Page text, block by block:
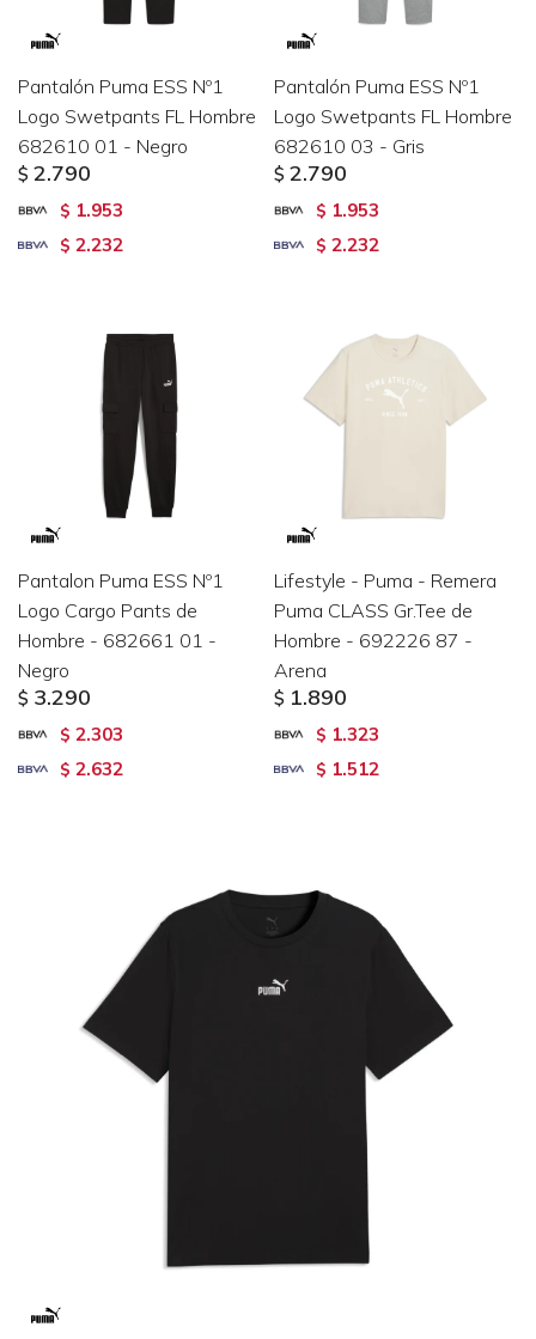
Pantalón Puma ESS Nº1
Logo Swetpants FL Hombre
682610 01 - Negro
$ 2.790
$ 1.953
$ 2.232
Pantalón Puma ESS Nº1
Logo Swetpants FL Hombre
682610 03 - Gris
$ 2.790
$ 1.953
$ 2.232
Pantalon Puma ESS Nº1
Logo Cargo Pants de
Hombre - 682661 01 -
Negro
$ 3.290
$ 2.303
$ 2.632
Lifestyle - Puma - Remera
Puma CLASS Gr.Tee de
Hombre - 692226 87 -
Arena
$ 1.890
$ 1.323
$ 1.512